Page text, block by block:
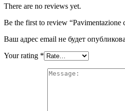
There are no reviews yet.
Be the first to review “Pavimentazione
Ваш адрес email не будет
Your rating *